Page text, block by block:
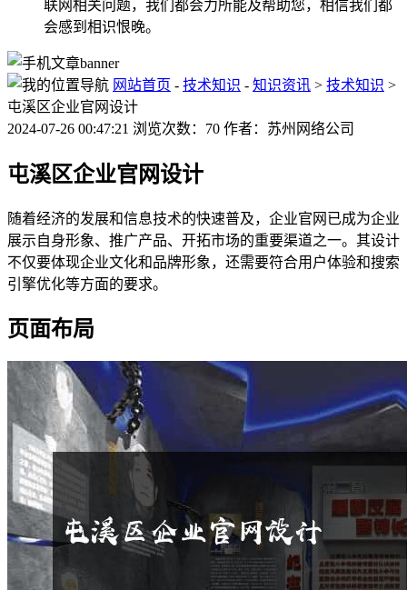
联网相关问题，我们都会力所能及帮助您，相信我们都
会感到相识恨晚。
网站首页 - 技术知识 - 知识资讯 > 技术知识 >
屯溪区企业官网设计
2024-07-26 00:47:21 浏览次数：70 作者：苏州网络公司
屯溪区企业官网设计
随着经济的发展和信息技术的快速普及，企业官网已成为企业
展示自身形象、推广产品、开拓市场的重要渠道之一。其设计
不仅要体现企业文化和品牌形象，还需要符合用户体验和搜索
引擎优化等方面的要求。
页面布局